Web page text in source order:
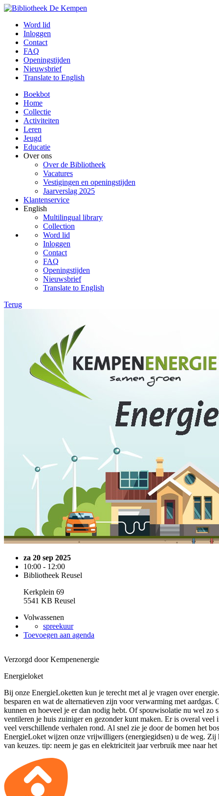
Word lid
Inloggen
Contact
FAQ
Openingstijden
Nieuwsbrief
Translate to English
Boekbot
Home
Collectie
Activiteiten
Leren
Jeugd
Educatie
Over ons
Over de Bibliotheek
Vacatures
Vestigingen en openingstijden
Jaarverslag 2025
Klantenservice
English
Multilingual library
Collection
Word lid
Inloggen
Contact
FAQ
Openingstijden
Nieuwsbrief
Translate to English
Terug
za 20 sep 2025
10:00 - 12:00
Bibliotheek Reusel
Kerkplein 69
5541 KB Reusel
Volwassenen
spreekuur
Toevoegen aan agenda
Verzorgd door Kempenenergie
Energieloket
Bij onze EnergieLoketten kun je terecht met al je vragen over
besparen en wat de alternatieven zijn voor verwarming met aardgas.
kunnen en hoeveel je er dan nodig hebt. Of spouwisolatie nu wel zo
ventileren je huis zuiniger en gezonder kunt maken. Er is overal veel
veel verschillende verhalen rond. Al snel zie je door de bomen het
EnergieLoket wijzen onze vrijwilligers (energiegidsen) u de weg. Zij
van keuzes. tip: neem je gas en elektriciteit jaar verbruik mee naar